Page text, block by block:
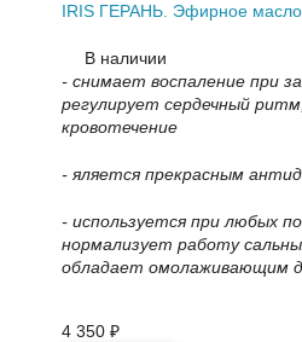
IRIS ГЕРАНЬ. Эфирное
В наличии
- снимает воспаление при
регулирует сердечный
кровотечение
- яляется прекрасным
- используется при любых
нормализует работу
обладает омолаживающим
4 350 ₽